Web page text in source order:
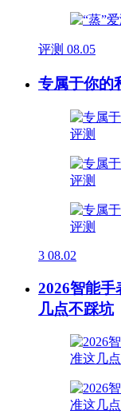
评测 08.05
专属于你的
3 08.02
2026智能
几点不踩坑